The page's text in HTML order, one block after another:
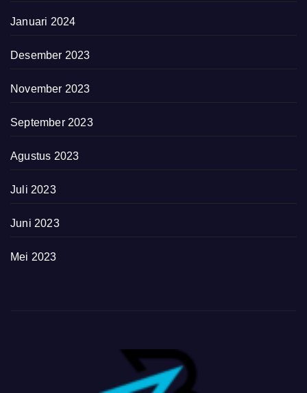
Januari 2024
Desember 2023
November 2023
September 2023
Agustus 2023
Juli 2023
Juni 2023
Mei 2023